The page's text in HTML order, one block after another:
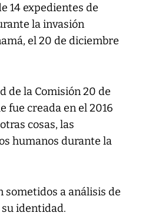
14 expedientes de
la invasión
el 20 de diciembre
de la Comisión 20 de
fue creada en el 2016
cosas, las
humanos durante la
sometidos a análisis de
identidad.